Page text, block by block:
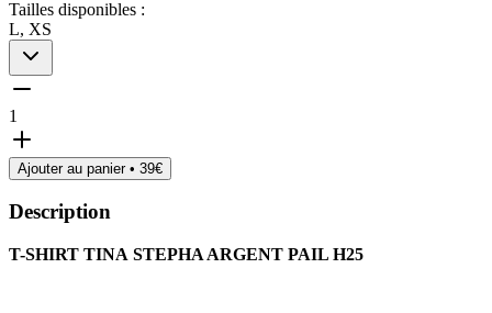
Tailles disponibles :
L, XS
1
Ajouter au panier • 39€
Description
T-SHIRT TINA STEPHA ARGENT PAIL H25